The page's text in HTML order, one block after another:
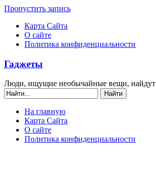
Пропустить запись
Карта Сайта
О сайте
Политика конфиденциальности
Гаджеты
Люди, ищущие необычайные вещи, найдут
На главную
Карта Сайта
О сайте
Политика конфиденциальности